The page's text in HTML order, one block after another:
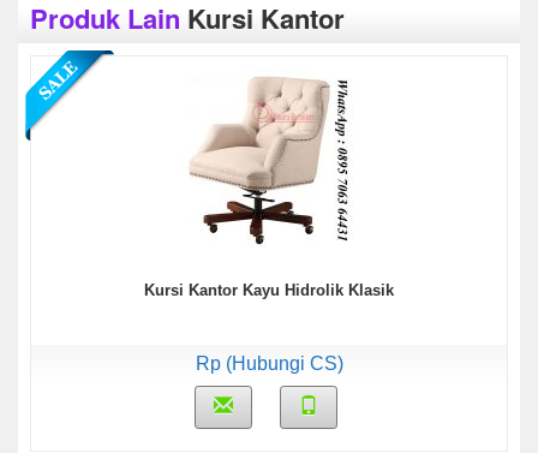
Produk Lain Kursi Kantor
Kursi Kantor Kayu Hidrolik Klasik
Rp (Hubungi CS)